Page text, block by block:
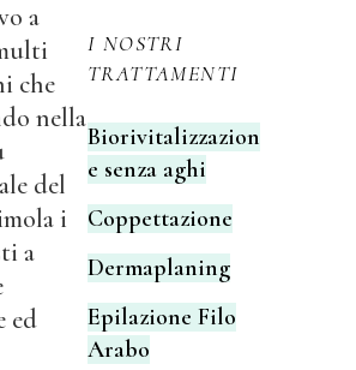
a
che
nella
del
i
a
ed
I NOSTRI
TRATTAMENTI
Biorivitalizzazion
e senza aghi
Coppettazione
Dermaplaning
Epilazione Filo
Arabo